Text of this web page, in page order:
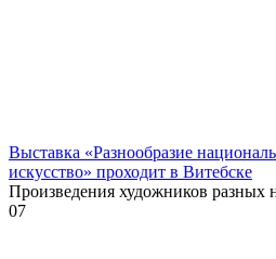
Выставка «Разнообразие
искусство» проходит в Витебске
Произведения художников разных
07